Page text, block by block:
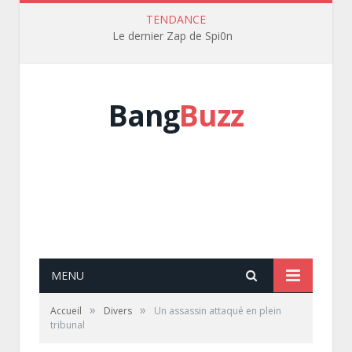
TENDANCE
Le dernier Zap de Spi0n
BangBuzz
MENU
Accueil » Divers »
Un assassin attaqué en plein
tribunal